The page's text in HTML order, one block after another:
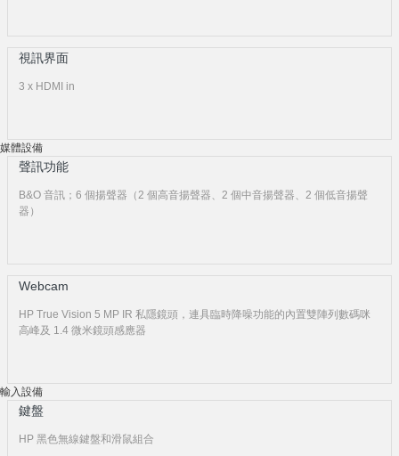
視訊界面
3 x HDMI in
媒體設備
聲訊功能
B&O 音訊；6 個揚聲器（2 個高音揚聲器、2 個中音揚聲器、2 個低音揚聲
器）
Webcam
HP True Vision 5 MP IR 私隱鏡頭，連具臨時降噪功能的內置雙陣列數碼咪
高峰及 1.4 微米鏡頭感應器
輸入設備
鍵盤
HP 黑色無線鍵盤和滑鼠組合